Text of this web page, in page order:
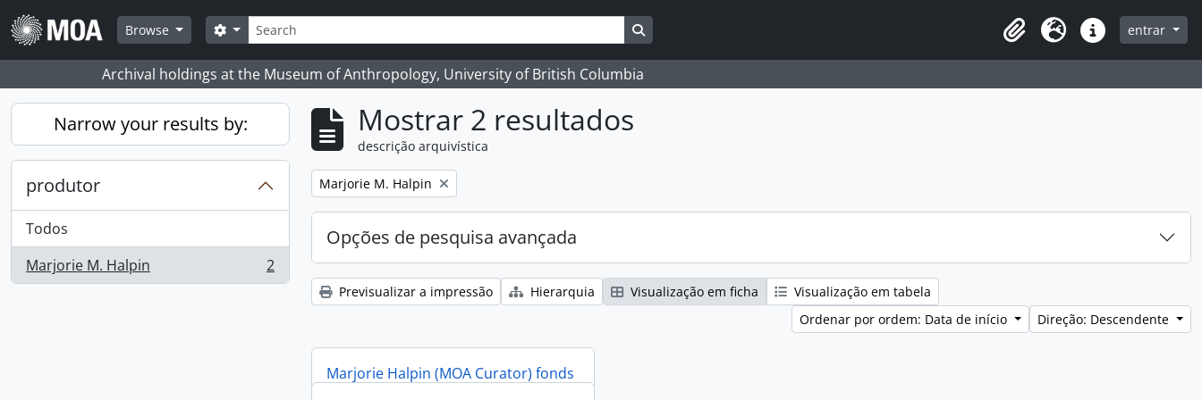
Skip to main content
Browse
Pesquisar
Search options Search in browse page
Clipboard
Idioma Ligações rápidas
entrar
Archival holdings at the Museum of Anthropology, University of British Columbia
Narrow your results by:
produtor
Todos
Marjorie M. Halpin
, 2 resultados 2
Mostrar 2 resultados
descrição arquivística
Remove filter:
Marjorie M. Halpin
Opções de pesquisa avançada
Previsualizar a impressão Hierarquia Visualização em ficha
Visualização em tabela
Ordenar por ordem: Data de início
Direção: Descendente
Marjorie Halpin (MOA Curator) fonds